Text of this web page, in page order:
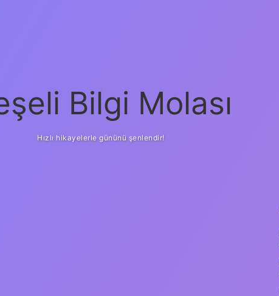
Bilgi Molası
Hızlı hikayelerle gününü şenlendir!